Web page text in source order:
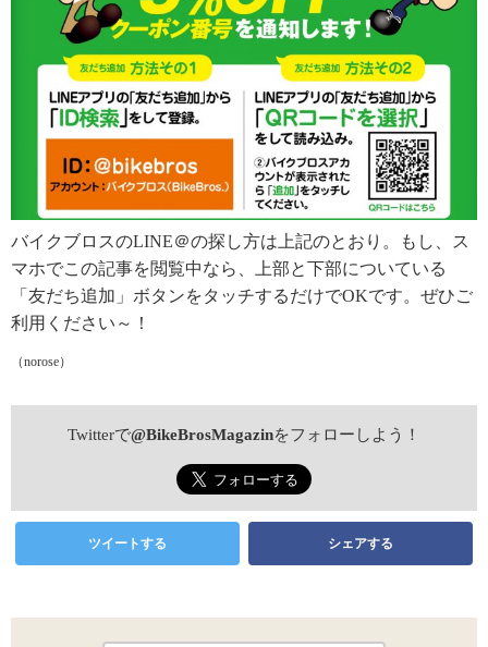
バイクブロスのLINE＠の探し方は上記のとおり。もし、ス
マホでこの記事を閲覧中なら、上部と下部についている
「友だち追加」ボタンをタッチするだけでOKです。ぜひご
利用ください～！
（norose）
Twitterで@BikeBrosMagazinをフォローしよう！
ツイートする シェアする